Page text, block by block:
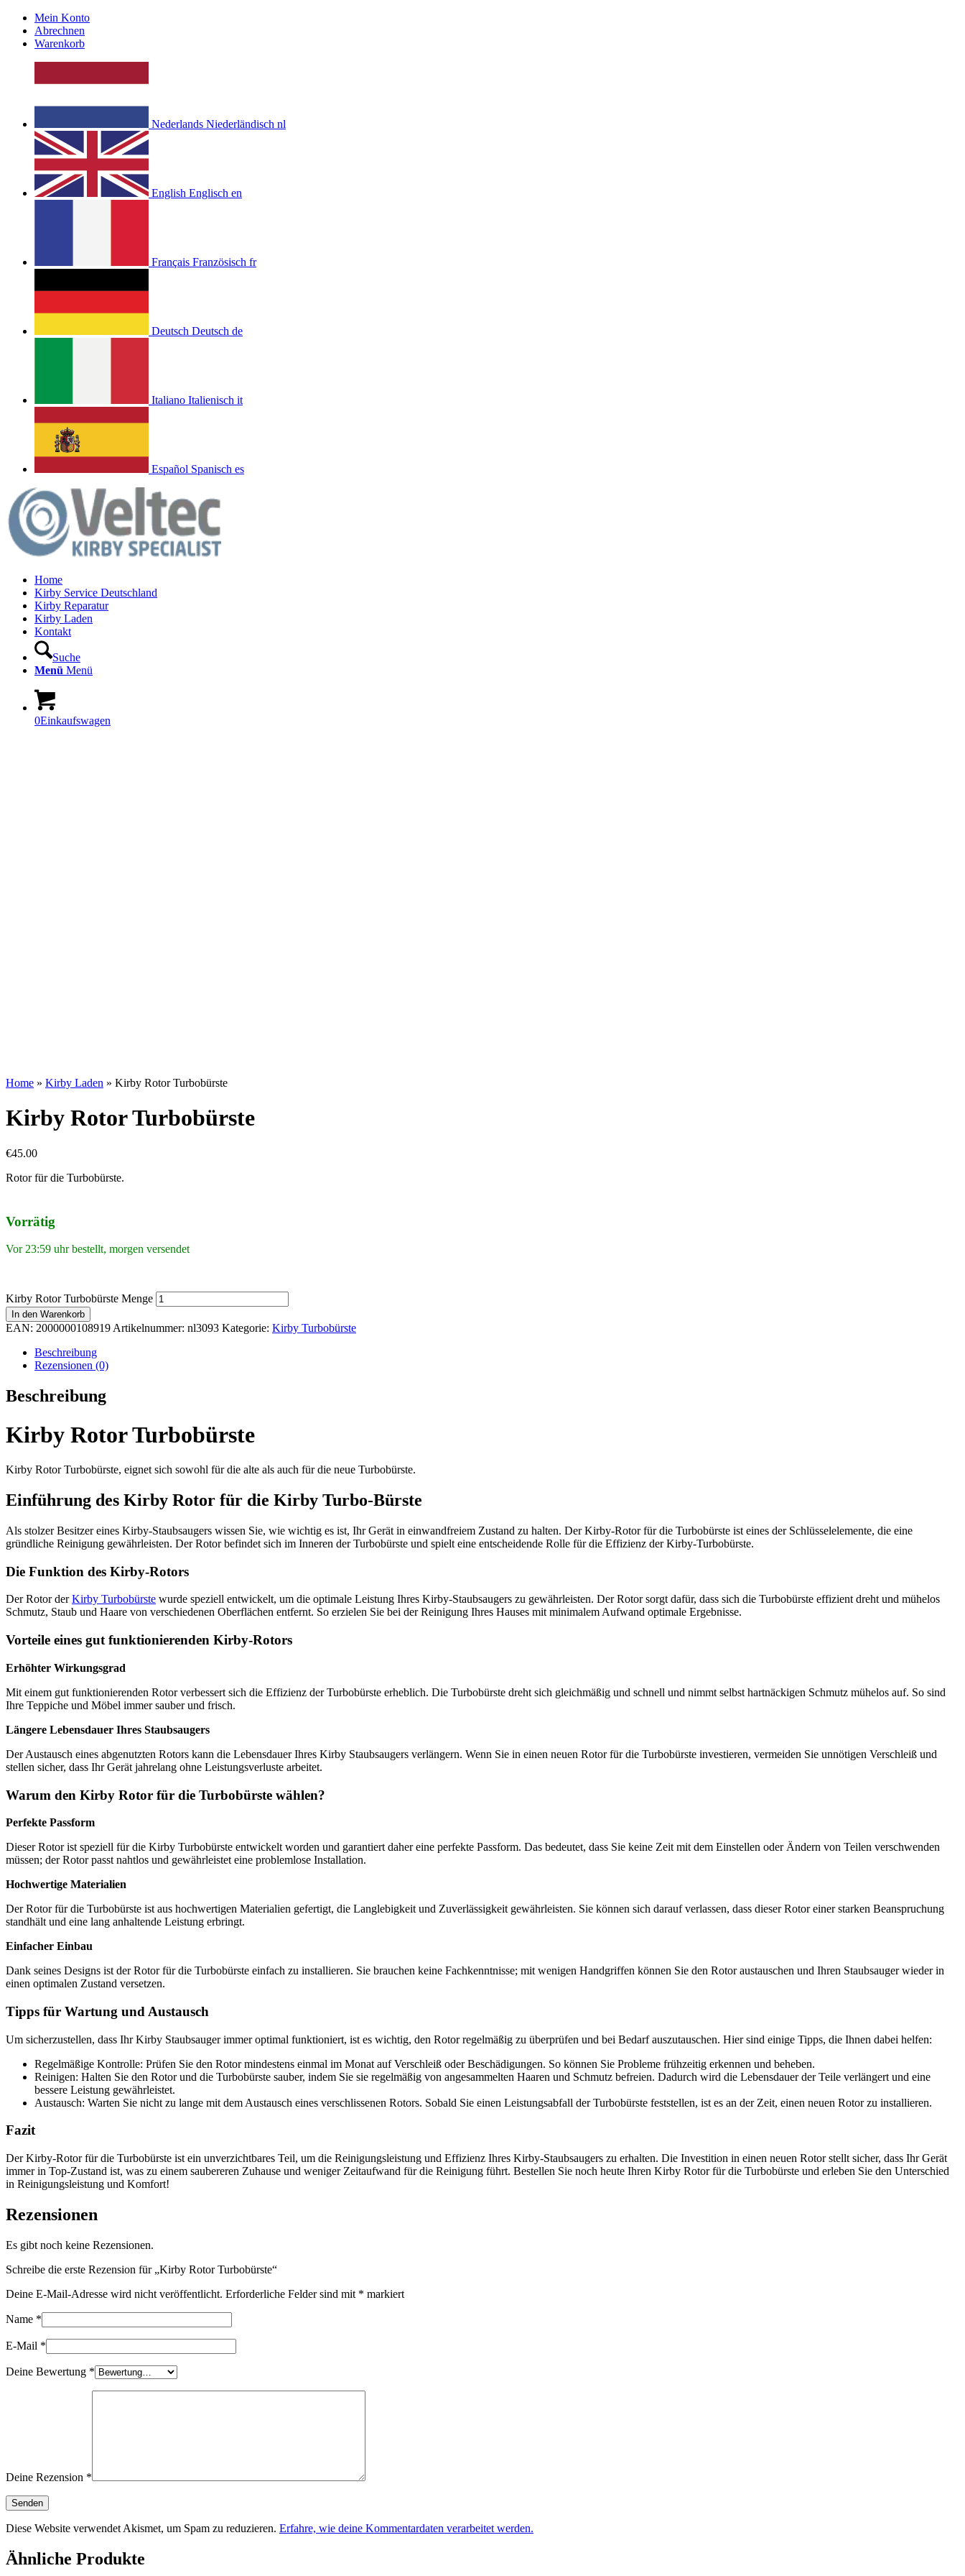
Mein Konto
Abrechnen
Warenkorb
Nederlands Niederländisch nl
English Englisch en
Français Französisch fr
Deutsch Deutsch de
Italiano Italienisch it
Español Spanisch es
Home
Kirby Service Deutschland
Kirby Reparatur
Kirby Laden
Kontakt
Suche
Menü Menü
0Einkaufswagen
Home » Kirby Laden » Kirby Rotor Turbobürste
Kirby Rotor Turbobürste
€45.00
Rotor für die Turbobürste.
Vorrätig
Vor 23:59 uhr bestellt, morgen versendet
Kirby Rotor Turbobürste Menge
In den Warenkorb
EAN: 2000000108919 Artikelnummer: nl3093 Kategorie: Kirby Turbobürste
Beschreibung
Rezensionen (0)
Beschreibung
Kirby Rotor Turbobürste
Kirby Rotor Turbobürste, eignet sich sowohl für die alte als auch für die neue Turbobürste.
Einführung des Kirby Rotor für die Kirby Turbo-Bürste
Als stolzer Besitzer eines Kirby-Staubsaugers wissen Sie, wie wichtig es ist, Ihr Gerät in einwandfreiem Zustand zu halten. Der Kirby-Rotor für die Turbobürste ist eines der Schlüsselelemente, die eine
gründliche Reinigung gewährleisten. Der Rotor befindet sich im Inneren der Turbobürste und spielt eine entscheidende Rolle für die Effizienz der Kirby-Turbobürste.
Die Funktion des Kirby-Rotors
Der Rotor derKirby Turbobürste wurde speziell entwickelt, um die optimale Leistung Ihres Kirby-Staubsaugers zu gewährleisten. Der Rotor sorgt dafür, dass sich die Turbobürste effizient dreht und mühelos
Schmutz, Staub und Haare von verschiedenen Oberflächen entfernt. So erzielen Sie bei der Reinigung Ihres Hauses mit minimalem Aufwand optimale Ergebnisse.
Vorteile eines gut funktionierenden Kirby-Rotors
Erhöhter Wirkungsgrad
Mit einem gut funktionierenden Rotor verbessert sich die Effizienz der Turbobürste erheblich. Die Turbobürste dreht sich gleichmäßig und schnell und nimmt selbst hartnäckigen Schmutz mühelos auf. So sind
Ihre Teppiche und Möbel immer sauber und frisch.
Längere Lebensdauer Ihres Staubsaugers
Der Austausch eines abgenutzten Rotors kann die Lebensdauer Ihres Kirby Staubsaugers verlängern. Wenn Sie in einen neuen Rotor für die Turbobürste investieren, vermeiden Sie unnötigen Verschleiß und
stellen sicher, dass Ihr Gerät jahrelang ohne Leistungsverluste arbeitet.
Warum den Kirby Rotor für die Turbobürste wählen?
Perfekte Passform
Dieser Rotor ist speziell für die Kirby Turbobürste entwickelt worden und garantiert daher eine perfekte Passform. Das bedeutet, dass Sie keine Zeit mit dem Einstellen oder Ändern von Teilen verschwenden
müssen; der Rotor passt nahtlos und gewährleistet eine problemlose Installation.
Hochwertige Materialien
Der Rotor für die Turbobürste ist aus hochwertigen Materialien gefertigt, die Langlebigkeit und Zuverlässigkeit gewährleisten. Sie können sich darauf verlassen, dass dieser Rotor einer starken Beanspruchung
standhält und eine lang anhaltende Leistung erbringt.
Einfacher Einbau
Dank seines Designs ist der Rotor für die Turbobürste einfach zu installieren. Sie brauchen keine Fachkenntnisse; mit wenigen Handgriffen können Sie den Rotor austauschen und Ihren Staubsauger wieder in
einen optimalen Zustand versetzen.
Tipps für Wartung und Austausch
Um sicherzustellen, dass Ihr Kirby Staubsauger immer optimal funktioniert, ist es wichtig, den Rotor regelmäßig zu überprüfen und bei Bedarf auszutauschen. Hier sind einige Tipps, die Ihnen dabei helfen:
Regelmäßige Kontrolle: Prüfen Sie den Rotor mindestens einmal im Monat auf Verschleiß oder Beschädigungen. So können Sie Probleme frühzeitig erkennen und beheben.
Reinigen: Halten Sie den Rotor und die Turbobürste sauber, indem Sie sie regelmäßig von angesammelten Haaren und Schmutz befreien. Dadurch wird die Lebensdauer der Teile verlängert und eine
bessere Leistung gewährleistet.
Austausch: Warten Sie nicht zu lange mit dem Austausch eines verschlissenen Rotors. Sobald Sie einen Leistungsabfall der Turbobürste feststellen, ist es an der Zeit, einen neuen Rotor zu installieren.
Fazit
Der Kirby-Rotor für die Turbobürste ist ein unverzichtbares Teil, um die Reinigungsleistung und Effizienz Ihres Kirby-Staubsaugers zu erhalten. Die Investition in einen neuen Rotor stellt sicher, dass Ihr Gerät
immer in Top-Zustand ist, was zu einem saubereren Zuhause und weniger Zeitaufwand für die Reinigung führt. Bestellen Sie noch heute Ihren Kirby Rotor für die Turbobürste und erleben Sie den Unterschied
in Reinigungsleistung und Komfort!
Rezensionen
Es gibt noch keine Rezensionen.
Schreibe die erste Rezension für „Kirby Rotor Turbobürste“
Deine E-Mail-Adresse wird nicht veröffentlicht. Erforderliche Felder sind mit * markiert
Name *
E-Mail *
Deine Bewertung *
Deine Rezension *
Diese Website verwendet Akismet, um Spam zu reduzieren. Erfahre, wie deine Kommentardaten verarbeitet werden.
Ähnliche Produkte